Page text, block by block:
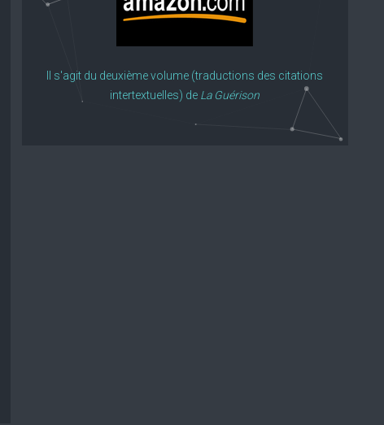
Il s'agit du deuxième volume (traductions des citations
intertextuelles) de La Guérison